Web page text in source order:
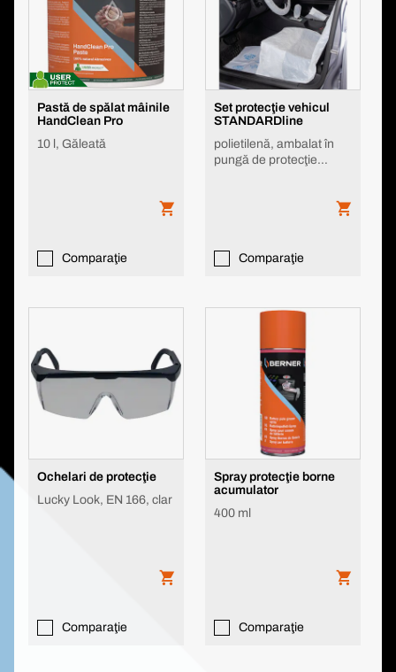
Pastă de spălat mâinile
HandClean Pro
10 l, Găleată
Comparaţie
Set protecţie vehicul
STANDARDline
polietilenă, ambalat în
pungă de protecţie
Comparaţie
Ochelari de protecţie
Lucky Look, EN 166, clar
Comparaţie
Spray protecţie borne
acumulator
400 ml
Comparaţie